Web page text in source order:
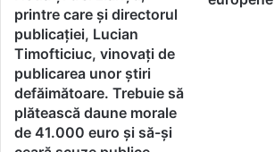
printre care și directorul
publicației, Lucian
Timofticiuc, vinovați de
publicarea unor știri
defăimătoare. Trebuie să
plătească daune morale
de 41.000 euro și să-și